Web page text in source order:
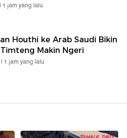
1 jam yang lalu
Houthi ke Arab Saudi Bikin
Makin Ngeri
1 jam yang lalu